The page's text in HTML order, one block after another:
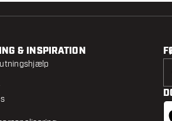
& INSPIRATION